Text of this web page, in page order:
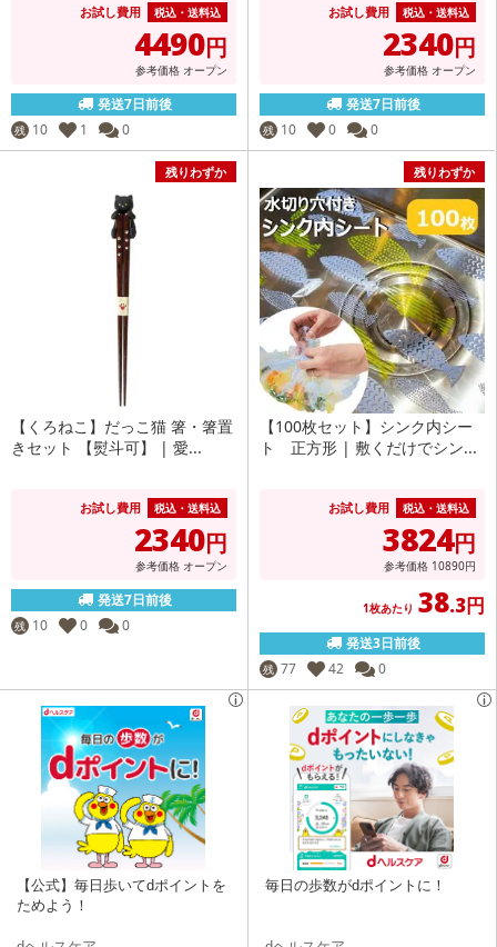
お試し費用 税込・送料込
4490円
参考価格 オープン
発送7日前後
残 10 1 0
お試し費用 税込・送料込
2340円
参考価格 オープン
発送7日前後
残 10 0 0
残りわずか
【くろねこ】だっこ猫 箸・箸置
きセット 【熨斗可】 | 愛...
お試し費用 税込・送料込
2340円
参考価格 オープン
発送7日前後
残 10 0 0
残りわずか
【100枚セット】シンク内シー
ト 正方形 | 敷くだけでシン...
お試し費用 税込・送料込
3824円
参考価格 10890円
1枚あたり 38.3円
発送3日前後
残 77 42 0
【公式】毎日歩いてdポイントを
ためよう！
毎日の歩数がdポイントに！